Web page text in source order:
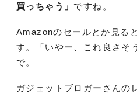
買っちゃう」 ですね。
Amazonのセールとか見る
す。「いやー、これ良さそ
で。
ガジェットブロガーさんの